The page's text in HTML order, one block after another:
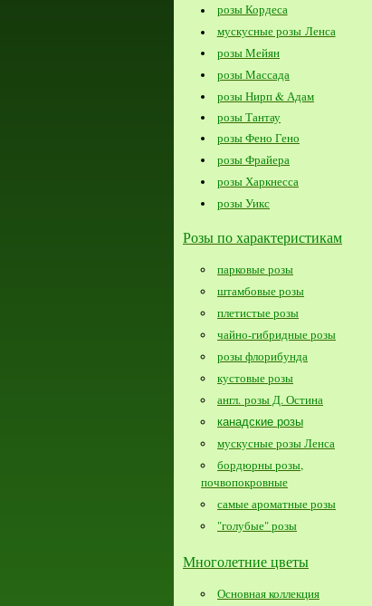
розы Кордеса
мускусные розы Ленса
розы Мейян
розы Массада
розы Нирп & Адам
розы Тантау
розы Фено Гено
розы Фрайера
розы Харкнесса
розы Уикс
Розы по характеристикам
парковые розы
штамбовые розы
плетистые розы
чайно-гибридные розы
розы флорибунда
кустовые розы
англ. розы Д. Остина
канадские розы
мускусные розы Ленса
бордюрны розы,
почвопокровные
самые ароматные розы
"голубые" розы
Многолетние цветы
Основная коллекция